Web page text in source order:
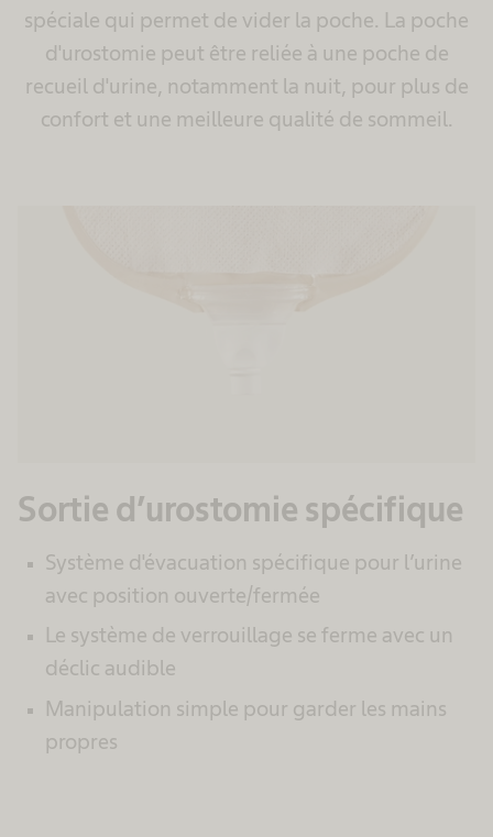
spéciale qui permet de vider la poche. La poche
d'urostomie peut être reliée à une poche de
recueil d'urine, notamment la nuit, pour plus de
confort et une meilleure qualité de sommeil.
Sortie d’urostomie spécifique
Système d'évacuation spécifique pour l’urine
avec position ouverte/fermée
Le système de verrouillage se ferme avec un
déclic audible
Manipulation simple pour garder les mains
propres